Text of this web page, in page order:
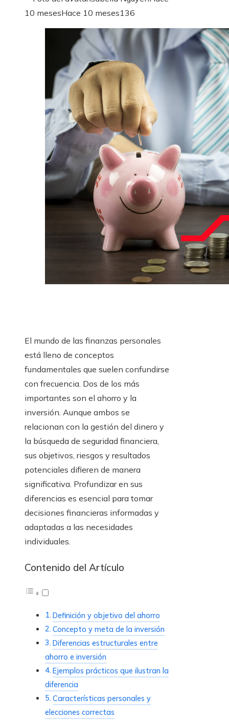
10 mesesHace 10 meses136
El mundo de las finanzas personales
está lleno de conceptos
fundamentales que suelen confundirse
con frecuencia. Dos de los más
importantes son el ahorro y la
inversión. Aunque ambos se
relacionan con la gestión del dinero y
la búsqueda de seguridad financiera,
sus objetivos, riesgos y resultados
potenciales difieren de manera
significativa. Profundizar en sus
diferencias es esencial para tomar
decisiones financieras informadas y
adaptadas a las necesidades
individuales.
Contenido del Artículo
Definición y objetivo del ahorro
Concepto y meta de la inversión
Diferencias estructurales entre
ahorro e inversión
Ejemplos prácticos que ilustran la
diferencia
Características personales y
elecciones correctas